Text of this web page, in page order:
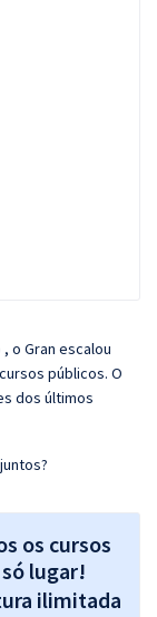
o Gran escalou
públicos. O
dos últimos
os cursos
lugar!